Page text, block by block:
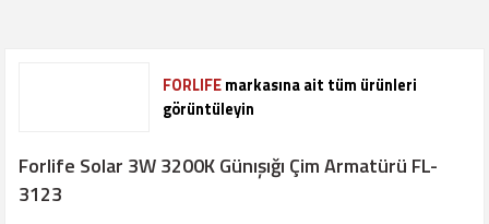
FORLIFEmarkasına ait tüm ürünleri
görüntüleyin
Forlife Solar 3W 3200K Günışığı Çim Armatürü FL-
3123